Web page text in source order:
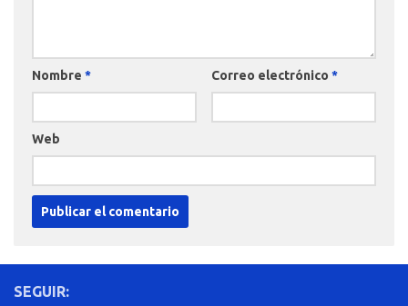
Nombre * Correo electrónico *
Web
SEGUIR: